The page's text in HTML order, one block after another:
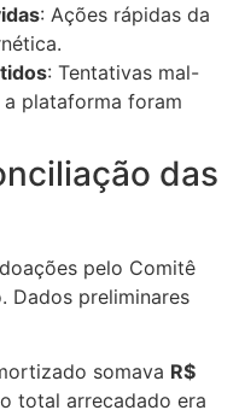
: Ações rápidas da
: Tentativas mal-
plataforma foram
das
pelo Comitê
Dados preliminares
somava R$
total arrecadado era